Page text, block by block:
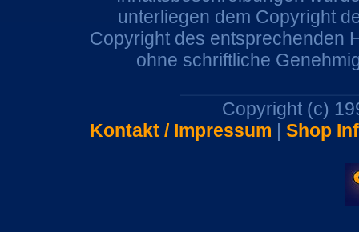
unterliegen dem Copyright
Copyright des entsprechenden
ohne schriftliche
Copyright (c)
Kontakt / Impressum | Shop